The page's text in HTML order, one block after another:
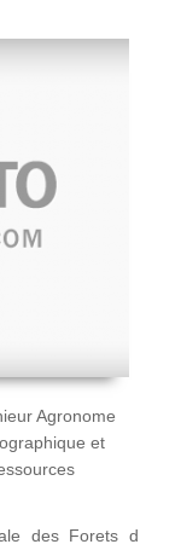
Agronome
et
des Forets d